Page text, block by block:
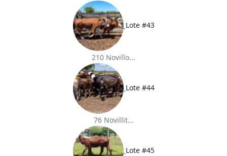
Lote #43
210 Novillo...
Lote #44
76 Novillit...
Lote #45